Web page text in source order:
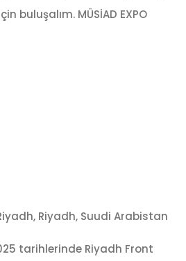
buluşalım. MÜSİAD EXPO
Riyadh, Suudi Arabistan
tarihlerinde Riyadh Front